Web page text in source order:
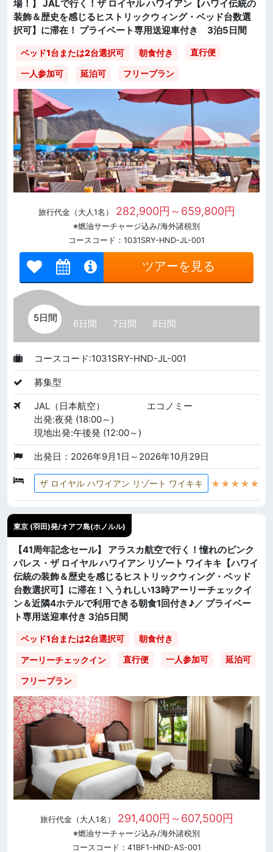
場！】 JALで行く！ザ ロイヤル ハワイアン【ハワイ伝統の
装飾＆歴史を感じるヒストリックウィング・ベッド台数選
択可】に滞在！ プライベート専用送迎車付き 3泊5日間
ベッド1台または2台選択可 朝食付き 直行便
一人参加可 延泊可 フリープラン
旅行代金（大人1名） 282,900円～659,800円
※燃油サーチャージ込み/海外諸税別
コースコード：1031SRY-HND-JL-001
ツアーを見る
5日間
6日間 7日間 8日間
コースコード:1031SRY-HND-JL-001
募集型
JAL（日本航空）
エコノミー
出発:夜発 (18:00～)
現地出発:午後発 (12:00～)
出発日：2026年9月1日～2026年10月29日
ザ ロイヤル ハワイアン リゾート ワイキキ ★★★★★
東京 (羽田)発/オアフ島(ホノルル)
【41周年記念セール】 アラスカ航空で行く！憧れのピンク
パレス・ザ ロイヤル ハワイアン リゾート ワイキキ【ハワイ
伝統の装飾＆歴史を感じるヒストリックウィング・ベッド
台数選択可】に滞在！＼うれしい13時アーリーチェックイ
ン＆近隣4ホテルで利用できる朝食1回付き♪／ プライベー
ト専用送迎車付き 3泊5日間
ベッド1台または2台選択可 朝食付き
アーリーチェックイン 直行便 一人参加可 延泊可
フリープラン
旅行代金（大人1名） 291,400円～607,500円
※燃油サーチャージ込み/海外諸税別
コースコード：41BF1-HND-AS-001